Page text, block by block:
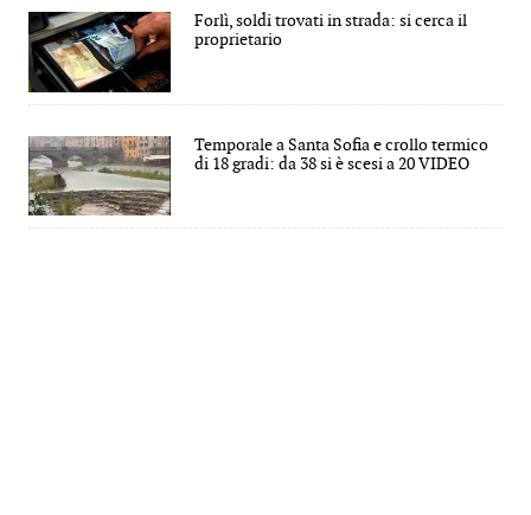
Forlì, soldi trovati in strada: si cerca il
proprietario
Temporale a Santa Sofia e crollo termico
di 18 gradi: da 38 si è scesi a 20 VIDEO